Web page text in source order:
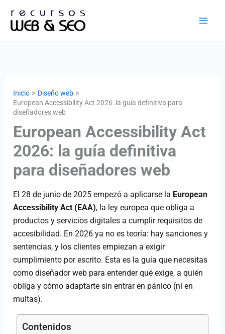
Inicio
Diseño web
European Accessibility Act 2026: la guía definitiva para
diseñadores web
European Accessibility Act
2026: la guía definitiva
para diseñadores web
El 28 de junio de 2025 empezó a aplicarse la European
Accessibility Act (EAA), la ley europea que obliga a
productos y servicios digitales a cumplir requisitos de
accesibilidad. En 2026 ya no es teoría: hay sanciones y
sentencias, y los clientes empiezan a exigir
cumplimiento por escrito. Esta es la guía que necesitas
como diseñador web para entender qué exige, a quién
obliga y cómo adaptarte sin entrar en pánico (ni en
multas).
Contenidos